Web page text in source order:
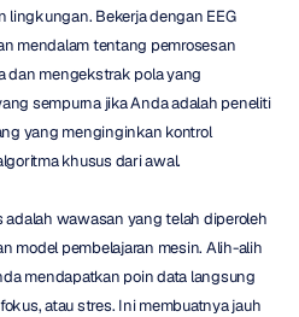
lingkungan. Bekerja dengan EEG
mendalam tentang pemrosesan
dan mengekstrak pola yang
sempurna jika Anda adalah peneliti
yang menginginkan kontrol
khusus dari awal.
adalah wawasan yang telah diperoleh
model pembelajaran mesin. Alih-alih
mendapatkan poin data langsung
atau stres. Ini membuatnya jauh